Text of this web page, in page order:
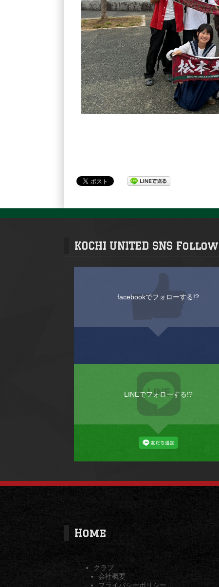
KOCHI UNITED SNS Follow
facebookでフォローする!?
LINEでフォローする!?
Home
クラブ
会社概要
プライバシーポリシー